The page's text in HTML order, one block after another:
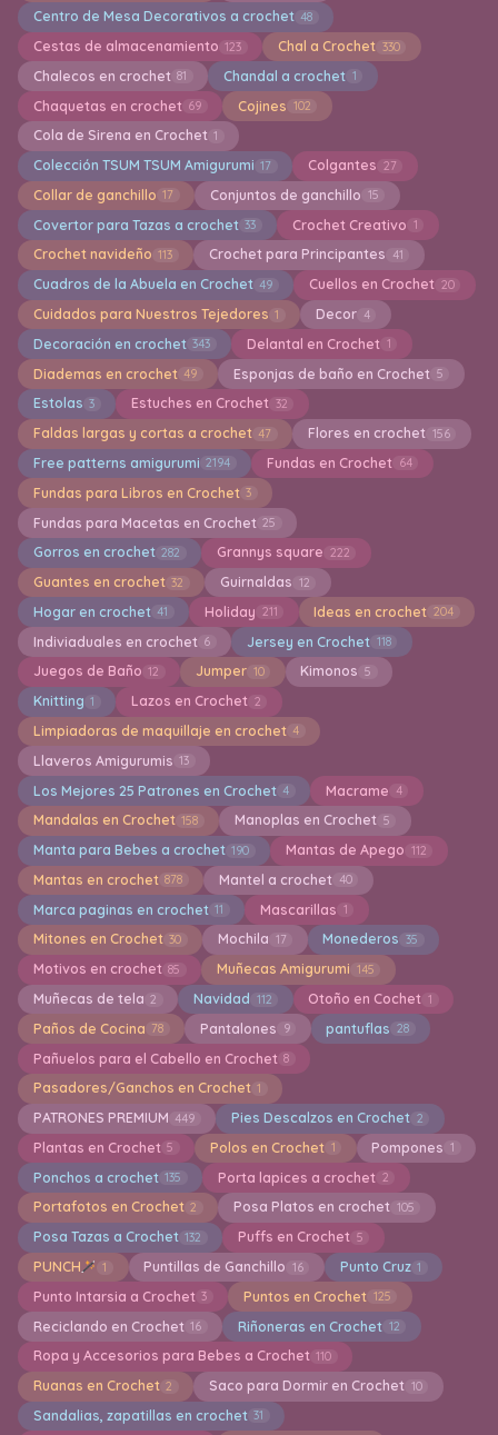
Centro de Mesa Decorativos a crochet 48
Cestas de almacenamiento 123 Chal a Crochet 330
Chalecos en crochet 81 Chandal a crochet 1
Chaquetas en crochet 69 Cojines 102
Cola de Sirena en Crochet 1
Colección TSUM TSUM Amigurumi 17 Colgantes 27
Collar de ganchillo 17 Conjuntos de ganchillo 15
Covertor para Tazas a crochet 33 Crochet Creativo 1
Crochet navideño 113 Crochet para Principantes 41
Cuadros de la Abuela en Crochet 49 Cuellos en Crochet 20
Cuidados para Nuestros Tejedores 1 Decor 4
Decoración en crochet 343 Delantal en Crochet 1
Diademas en crochet 49 Esponjas de baño en Crochet 5
Estolas 3 Estuches en Crochet 32
Faldas largas y cortas a crochet 47 Flores en crochet 156
Free patterns amigurumi 2194 Fundas en Crochet 64
Fundas para Libros en Crochet 3
Fundas para Macetas en Crochet 25
Gorros en crochet 282 Grannys square 222
Guantes en crochet 32 Guirnaldas 12
Hogar en crochet 41 Holiday 211 Ideas en crochet 204
Indiviaduales en crochet 6 Jersey en Crochet 118
Juegos de Baño 12 Jumper 10 Kimonos 5
Knitting 1 Lazos en Crochet 2
Limpiadoras de maquillaje en crochet 4
Llaveros Amigurumis 13
Los Mejores 25 Patrones en Crochet 4 Macrame 4
Mandalas en Crochet 158 Manoplas en Crochet 5
Manta para Bebes a crochet 190 Mantas de Apego 112
Mantas en crochet 878 Mantel a crochet 40
Marca paginas en crochet 11 Mascarillas 1
Mitones en Crochet 30 Mochila 17 Monederos 35
Motivos en crochet 85 Muñecas Amigurumi 145
Muñecas de tela 2 Navidad 112 Otoño en Cochet 1
Paños de Cocina 78 Pantalones 9 pantuflas 28
Pañuelos para el Cabello en Crochet 8
Pasadores/Ganchos en Crochet 1
PATRONES PREMIUM 449 Pies Descalzos en Crochet 2
Plantas en Crochet 5 Polos en Crochet 1 Pompones 1
Ponchos a crochet 135 Porta lapices a crochet 2
Portafotos en Crochet 2 Posa Platos en crochet 105
Posa Tazas a Crochet 132 Puffs en Crochet 5
PUNCH 1 Puntillas de Ganchillo 16 Punto Cruz 1
Punto Intarsia a Crochet 3 Puntos en Crochet 125
Reciclando en Crochet 16 Riñoneras en Crochet 12
Ropa y Accesorios para Bebes a Crochet 110
Ruanas en Crochet 2 Saco para Dormir en Crochet 10
Sandalias, zapatillas en crochet 31